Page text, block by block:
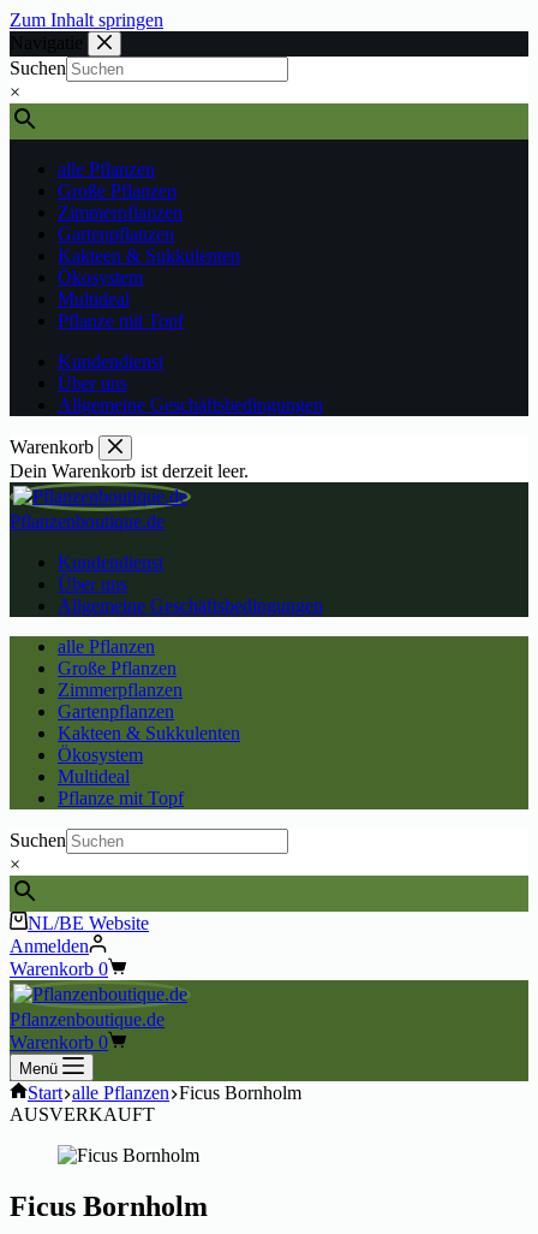
Zum Inhalt springen
Navigatie
Suchen
×
alle Pflanzen
Große Pflanzen
Zimmerpflanzen
Gartenpflanzen
Kakteen & Sukkulenten
Ökosystem
Multideal
Pflanze mit Topf
Kundendienst
Über uns
Allgemeine Geschäftsbedingungen
Warenkorb
Dein Warenkorb ist derzeit leer.
Pflanzenboutique.de
Kundendienst
Über uns
Allgemeine Geschäftsbedingungen
alle Pflanzen
Große Pflanzen
Zimmerpflanzen
Gartenpflanzen
Kakteen & Sukkulenten
Ökosystem
Multideal
Pflanze mit Topf
Suchen
×
NL/BE Website
Anmelden
Warenkorb 0
Pflanzenboutique.de
Warenkorb 0
Menü
Start alle Pflanzen Ficus Bornholm
AUSVERKAUFT
Ficus Bornholm